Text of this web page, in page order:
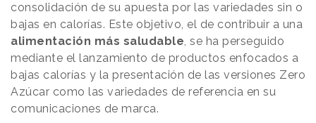
consolidación de su apuesta por las variedades sin o
bajas en calorías. Este objetivo, el de contribuir a una
alimentación más saludable, se ha perseguido
mediante el lanzamiento de productos enfocados a
bajas calorías y la presentación de las versiones Zero
Azúcar como las variedades de referencia en su
comunicaciones de marca.